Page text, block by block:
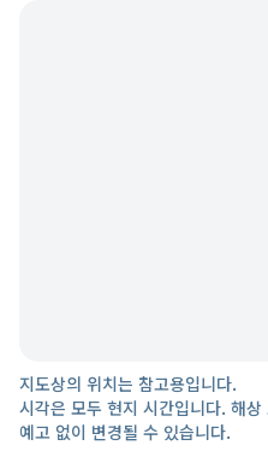
지도상의 위치는 참고용입니다.
시각은 모두 현지 시간입니다. 해
예고 없이 변경될 수 있습니다.